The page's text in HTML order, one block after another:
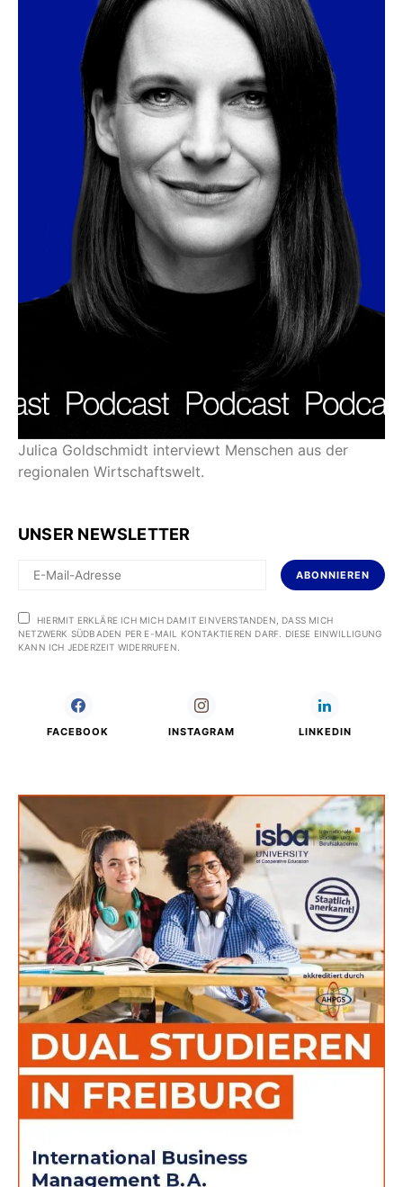
Julica Goldschmidt interviewt Menschen aus der
regionalen Wirtschaftswelt.
UNSER NEWSLETTER
ABONNIEREN
HIERMIT ERKLÄRE ICH MICH DAMIT EINVERSTANDEN, DASS MICH
NETZWERK SÜDBADEN PER E-MAIL KONTAKTIEREN DARF. DIESE EINWILLIGUNG
KANN ICH JEDERZEIT WIDERRUFEN.
FACEBOOK INSTAGRAM LINKEDIN